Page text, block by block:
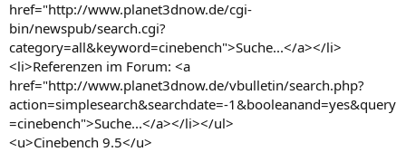
href="http://www.planet3dnow.de/cgi-
bin/newspub/search.cgi?
category=all&keyword=cinebench">Suche...</a></li>
<li>Referenzen im Forum: <a
href="http://www.planet3dnow.de/vbulletin/search.php?
action=simplesearch&searchdate=-1&booleanand=yes&query
=cinebench">Suche...</a></li></ul>
<u>Cinebench 9.5</u>